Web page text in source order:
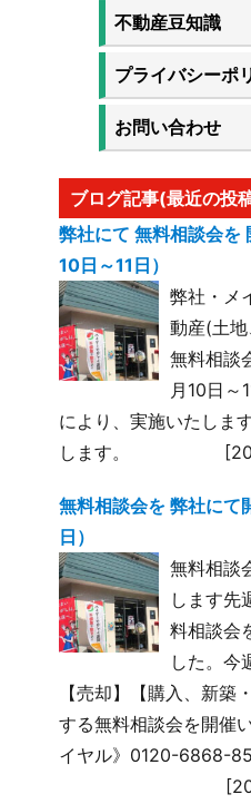
不動産豆知識
プライバシーポ
お問い合わせ
ブログ記事(最近の投
弊社にて 無料相談会を
10日～11日）
弊社・メ
動産(土
無料相談
月10日～
により、実施いたしま
します。
無料相談会を 弊社に
日）
無料相談
します先
料相談会
した。今
【売却】【購入、新築
する無料相談会を開催
イヤル》0120-6868-